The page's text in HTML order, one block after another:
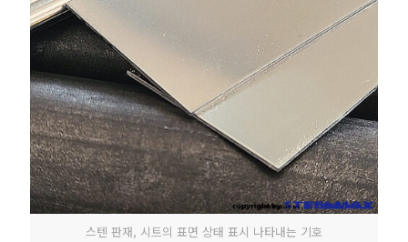
스텐 판재, 시트의 표면 상태 표시 나타내는 기호